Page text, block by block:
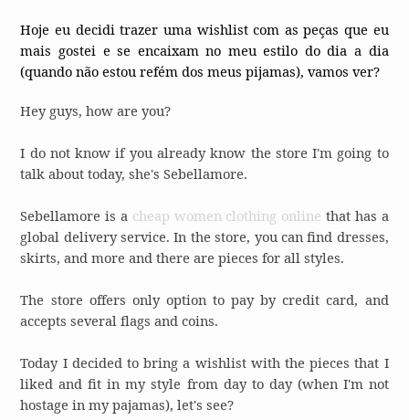
Hoje eu decidi trazer uma wishlist com as peças que eu
mais gostei e se encaixam no meu estilo do dia a dia
(quando não estou refém dos meus pijamas), vamos ver?
Hey guys, how are you?
I do not know if you already know the store I'm going to
talk about today, she's Sebellamore.
Sebellamore is a cheap women clothing online that has a
global delivery service. In the store, you can find dresses,
skirts, and more and there are pieces for all styles.
The store offers only option to pay by credit card, and
accepts several flags and coins.
Today I decided to bring a wishlist with the pieces that I
liked and fit in my style from day to day (when I'm not
hostage in my pajamas), let's see?